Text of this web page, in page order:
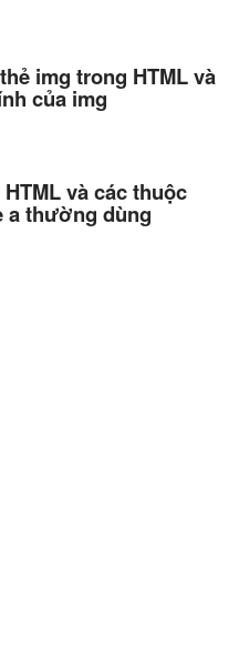
img trong HTML và
của img
và các thuộc
a thường dùng